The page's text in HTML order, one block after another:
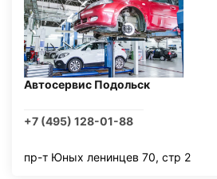
Автосервис Подольск
+7 (495) 128-01-88
пр-т Юных ленинцев 70, стр 2